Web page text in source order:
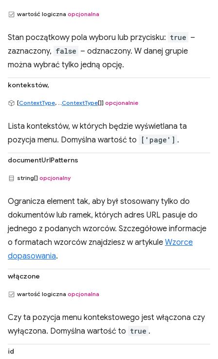
wartość logiczna opcjonalna
Stan początkowy pola wyboru lub przycisku: true –
zaznaczony, false – odznaczony. W danej grupie
można wybrać tylko jedną opcję.
kontekstów,
[ContextType, ...ContextType[]] opcjonalnie
Lista kontekstów, w których będzie wyświetlana ta
pozycja menu. Domyślna wartość to
['page'] .
documentUrlPatterns
string[] opcjonalny
Ogranicza element tak, aby był stosowany tylko do
dokumentów lub ramek, których adres URL pasuje do
jednego z podanych wzorców. Szczegółowe informacje
o formatach wzorców znajdziesz w artykule Wzorce
dopasowania.
włączone
wartość logiczna opcjonalna
Czy ta pozycja menu kontekstowego jest włączona czy
wyłączona. Domyślna wartość to true .
id